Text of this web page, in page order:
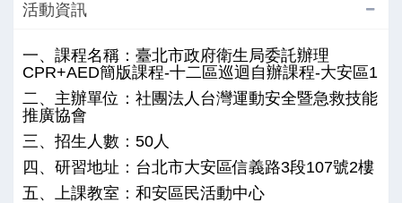
活動資訊
一、課程名稱：臺北市政府衛生局委託辦理
CPR+AED簡版課程-十二區巡迴自辦課程-大安區1
二、主辦單位：社團法人台灣運動安全暨急救技能
推廣協會
三、招生人數：50人
四、研習地址：台北市大安區信義路3段107號2樓
五、上課教室：和安區民活動中心